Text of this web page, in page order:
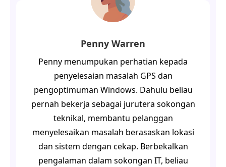
Penny Warren
Penny menumpukan perhatian kepada
penyelesaian masalah GPS dan
pengoptimuman Windows. Dahulu beliau
pernah bekerja sebagai jurutera sokongan
teknikal, membantu pelanggan
menyelesaikan masalah berasaskan lokasi
dan sistem dengan cekap. Berbekalkan
pengalaman dalam sokongan IT, beliau